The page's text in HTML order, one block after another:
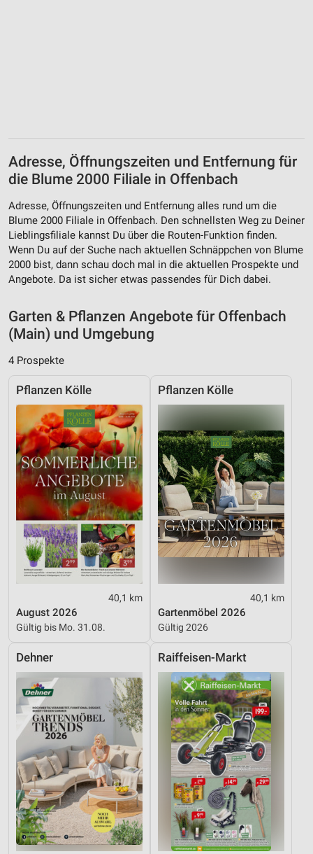
Adresse, Öffnungszeiten und Entfernung für
die Blume 2000 Filiale in Offenbach
Adresse, Öffnungszeiten und Entfernung alles rund um die
Blume 2000 Filiale in Offenbach. Den schnellsten Weg zu Deiner
Lieblingsfiliale kannst Du über die Routen-Funktion finden.
Wenn Du auf der Suche nach aktuellen Schnäppchen von Blume
2000 bist, dann schau doch mal in die aktuellen Prospekte und
Angebote. Da ist sicher etwas passendes für Dich dabei.
Garten & Pflanzen Angebote für Offenbach
(Main) und Umgebung
4 Prospekte
Pflanzen Kölle
40,1 km
August 2026
Gültig bis Mo. 31.08.
Pflanzen Kölle
40,1 km
Gartenmöbel 2026
Gültig 2026
Dehner Raiffeisen-Markt
Analyse von Zielgruppen durch Statistiken oder
Kombinationen von Daten aus verschiedenen
Quellen
Entwicklung und Verbesserung der Angebote
Verwendung reduzierter Daten zur Auswahl von
Inhalten
IAB-Besonderheiten:
Geräte anhand von aktiv angeforderten
Informationen identifizieren
Nicht-IAB-Verarbeitungszwecke:
Performance
Funktional
Werbung